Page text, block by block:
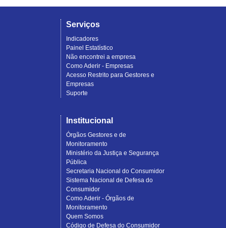
Serviços
Indicadores
Painel Estatístico
Não encontrei a empresa
Como Aderir - Empresas
Acesso Restrito para Gestores e
Empresas
Suporte
Institucional
Órgãos Gestores e de
Monitoramento
Ministério da Justiça e Segurança
Pública
Secretaria Nacional do Consumidor
Sistema Nacional de Defesa do
Consumidor
Como Aderir - Órgãos de
Monitoramento
Quem Somos
Código de Defesa do Consumidor